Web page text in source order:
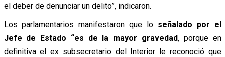
el deber de denunciar un delito”, indicaron.
Los parlamentarios manifestaron que lo señalado por el
Jefe de Estado “es de la mayor gravedad, porque en
definitiva el ex subsecretario del Interior le reconoció que